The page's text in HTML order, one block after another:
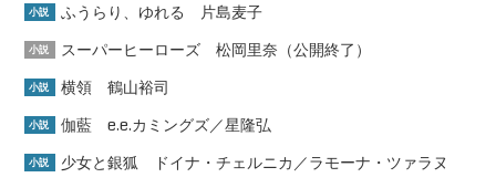
小説 ふうらり、ゆれる 片島麦子
小説 スーパーヒーローズ 松岡里奈（公開終了）
小説 横領 鶴山裕司
小説 伽藍 e.e.カミングズ／星隆弘
小説 少女と銀狐 ドイナ・チェルニカ／ラモーナ・ツァラヌ